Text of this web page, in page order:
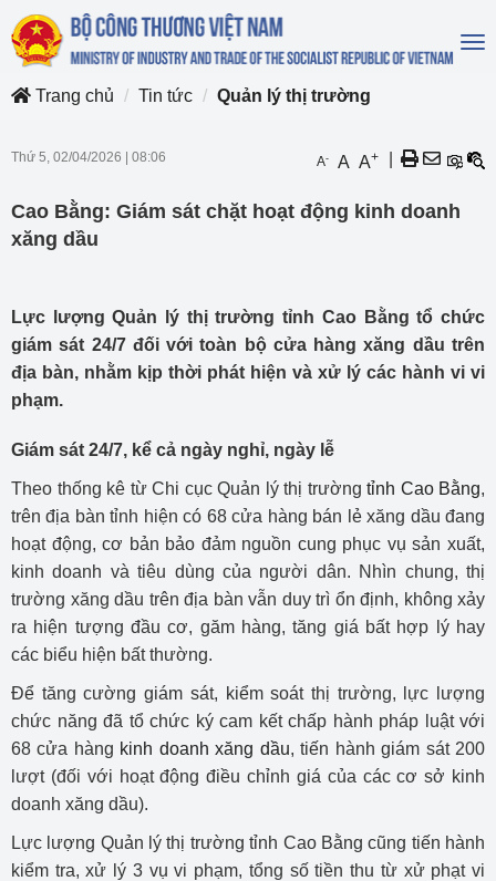
Trang chủ
Tin tức Quản lý thị trường
Thứ 5, 02/04/2026 08:06 A- A A+
Cao Bằng: Giám sát chặt hoạt động kinh doanh
xăng dầu
Lực lượng Quản lý thị trường tỉnh Cao Bằng tổ chức
giám sát 24/7 đối với toàn bộ cửa hàng xăng dầu trên
địa bàn, nhằm kịp thời phát hiện và xử lý các hành vi vi
phạm.
Giám sát 24/7, kể cả ngày nghỉ, ngày lễ
Theo thống kê từ Chi cục Quản lý thị trường tỉnh Cao Bằng,
trên địa bàn tỉnh hiện có 68 cửa hàng bán lẻ xăng dầu đang
hoạt động, cơ bản bảo đảm nguồn cung phục vụ sản xuất,
kinh doanh và tiêu dùng của người dân. Nhìn chung, thị
trường xăng dầu trên địa bàn vẫn duy trì ổn định, không xảy
ra hiện tượng đầu cơ, găm hàng, tăng giá bất hợp lý hay
các biểu hiện bất thường.
Để tăng cường giám sát, kiểm soát thị trường, lực lượng
chức năng đã tổ chức ký cam kết chấp hành pháp luật với
68 cửa hàng kinh doanh xăng dầu, tiến hành giám sát 200
lượt (đối với hoạt động điều chỉnh giá của các cơ sở kinh
doanh xăng dầu).
Lực lượng Quản lý thị trường tỉnh Cao Bằng cũng tiến hành
kiểm tra, xử lý 3 vụ vi phạm, tổng số tiền thu từ xử phạt vi